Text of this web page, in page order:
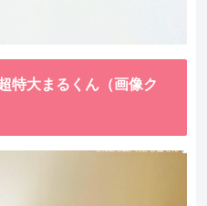
特大まるくん（画像ク